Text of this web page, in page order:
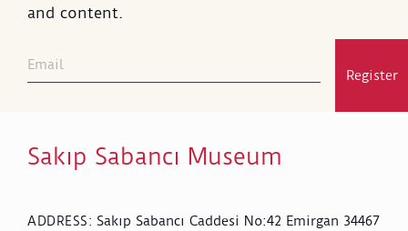
and content.
Register
Sakıp Sabancı Museum
ADDRESS: Sakıp Sabancı Caddesi No:42 Emirgan 34467